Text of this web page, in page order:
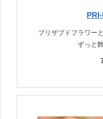
プリザブドフラワー
ずっと